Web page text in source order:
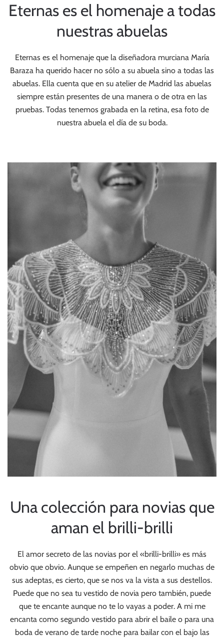
Eternas es el homenaje a todas
nuestras abuelas
Eternas es el homenaje que la diseñadora murciana María
Baraza ha querido hacer no sólo a su abuela sino a todas las
abuelas. Ella cuenta que en su atelier de Madrid las abuelas
siempre están presentes de una manera o de otra en las
pruebas. Todas tenemos grabada en la retina, esa foto de
nuestra abuela el día de su boda.
Una colección para novias que
aman el brilli-brilli
El amor secreto de las novias por el «brilli-brilli» es más
obvio que obvio. Aunque se empeñen en negarlo muchas de
sus adeptas, es cierto, que se nos va la vista a sus destellos.
Puede que no sea tu vestido de novia pero también, puede
que te encante aunque no te lo vayas a poder. A mi me
encanta como segundo vestido para abrir el baile o para una
boda de verano de tarde noche para bailar con el bajo las